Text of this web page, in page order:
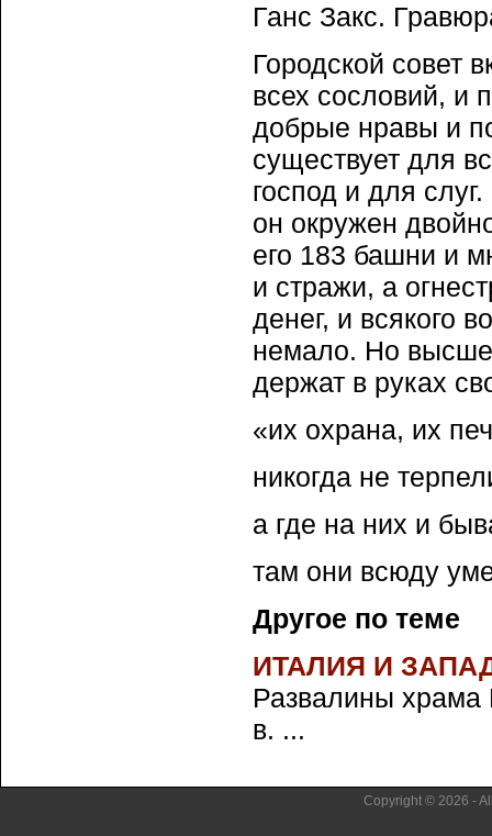
Ганс Закс.
Городской совет
всех сословий, и
добрые нравы и
существует для
господ и для
он окружен
его 183 башни и
и стражи, а
денег, и всякого
немало. Но
держат в руках
«их охрана, их
никогда не
а где на них и
там они всюду
Другое по теме
ИТАЛИЯ И
Развалины храма
в. ...
Copyright © 2026 -